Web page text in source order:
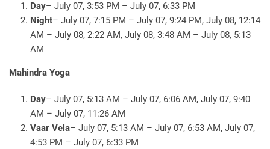
Day– July 07, 3:53 PM – July 07, 6:33 PM
Night– July 07, 7:15 PM – July 07, 9:24 PM, July 08, 12:14
AM – July 08, 2:22 AM, July 08, 3:48 AM – July 08, 5:13
AM
Mahindra Yoga
Day– July 07, 5:13 AM – July 07, 6:06 AM, July 07, 9:40
AM – July 07, 11:26 AM
Vaar Vela– July 07, 5:13 AM – July 07, 6:53 AM, July 07,
4:53 PM – July 07, 6:33 PM